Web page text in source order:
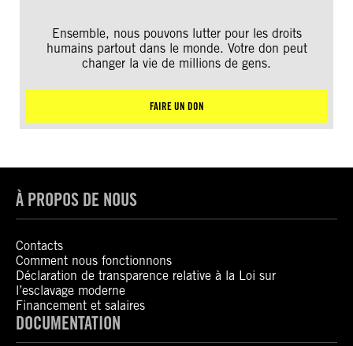
Ensemble, nous pouvons lutter pour les droits
humains partout dans le monde. Votre don peut
changer la vie de millions de gens.
FAIRE UN DON
À PROPOS DE NOUS
Contacts
Comment nous fonctionnons
Déclaration de transparence relative à la Loi sur
l’esclavage moderne
Financement et salaires
DOCUMENTATION